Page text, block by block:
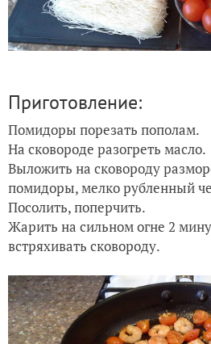
Приготовление:
Помидоры порезать пополам.
На сковороде разогреть масло.
Выложить на сковороду
помидоры, мелко рубленный
Посолить, поперчить.
Жарить на сильном огне 2
встряхивать сковороду.